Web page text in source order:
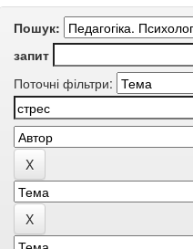
Пошук:
запит
Поточні фільтри: